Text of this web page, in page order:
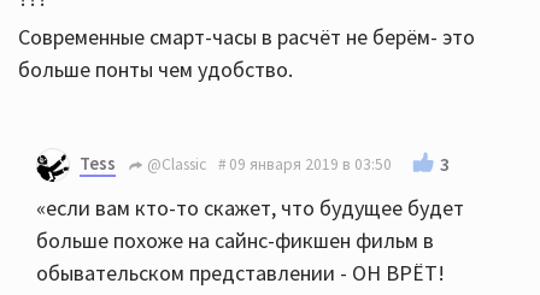
Современные смарт-часы в расчёт не берём- это
больше понты чем удобство.
Tess @Classic 09 января 2019 в 03:50 3
«если вам кто-то скажет, что будущее будет
больше похоже на сайнс-фикшен фильм в
обывательском представлении - ОН ВРЁТ!